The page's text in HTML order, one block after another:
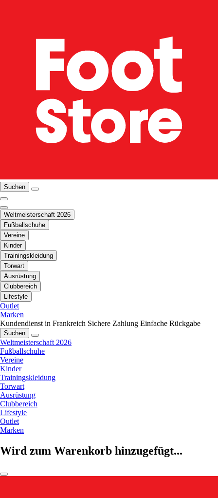
Suchen
Weltmeisterschaft 2026
Fußballschuhe
Vereine
Kinder
Trainingskleidung
Torwart
Ausrüstung
Clubbereich
Lifestyle
Outlet
Marken
Kundendienst in Frankreich Sichere Zahlung Einfache Rückgabe
Suchen
Weltmeisterschaft 2026
Fußballschuhe
Vereine
Kinder
Trainingskleidung
Torwart
Ausrüstung
Clubbereich
Lifestyle
Outlet
Marken
Wird zum Warenkorb hinzugefügt...